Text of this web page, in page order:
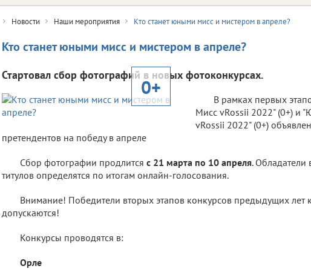
Новости Наши мероприятия Кто станет юными мисс и мистером в апреле?
Кто станет юными мисс и мистером в апреле?
Стартовал сбор фотографий в новых фотоконкурсах.
0+
В рамках первых
Мисс vRossii 2022" (0+) и
vRossii 2022" (0+)
претендентов на победу в апреле
Сбор фотографии продлится с 21 марта по 10 апреля. Обладатели
титулов определятся по итогам онлайн-голосования.
Внимание! Победители вторых этапов конкурсов предыдущих лет
допускаются!
Конкурсы проводятся в:
Орле